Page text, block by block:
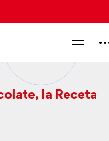
la Receta